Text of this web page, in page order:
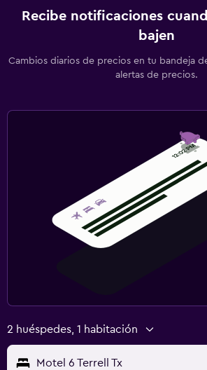
Recibe notificaciones
bajen
Cambios diarios de precios en tu bandeja
alertas de precios.
2 huéspedes, 1 habitación
Motel 6 Terrell Tx